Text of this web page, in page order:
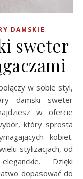
DAMSKIE
sweter
damski sweter
w ofercie
który sprosta
kobiet.
stylizacjach, od
Dzięki
dopasować do